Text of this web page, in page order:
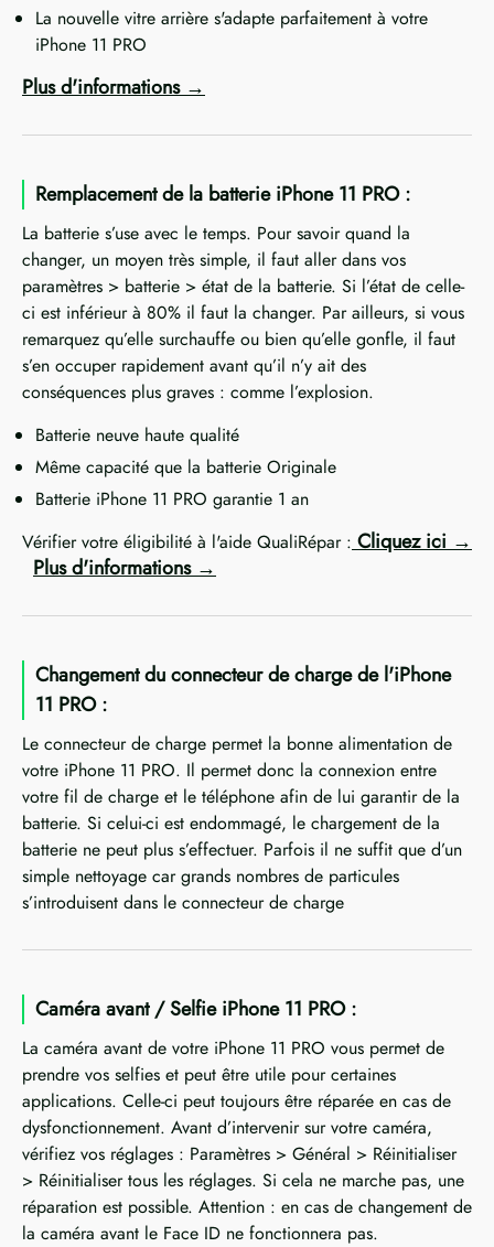
La nouvelle vitre arrière s'adapte parfaitement à votre
iPhone 11 PRO
Plus d'informations
Remplacement de la batterie iPhone 11 PRO :
La batterie s’use avec le temps. Pour savoir quand la
changer, un moyen très simple, il faut aller dans vos
paramètres > batterie > état de la batterie. Si l’état de celle-
ci est inférieur à 80% il faut la changer. Par ailleurs, si vous
remarquez qu’elle surchauffe ou bien qu’elle gonfle, il faut
s’en occuper rapidement avant qu’il n’y ait des
conséquences plus graves : comme l’explosion.
Batterie neuve haute qualité
Même capacité que la batterie Originale
Batterie iPhone 11 PRO garantie 1 an
Vérifier votre éligibilité à l'aide QualiRépar : Cliquez ici
Plus d'informations
Changement du connecteur de charge de l'iPhone
11 PRO :
Le connecteur de charge permet la bonne alimentation de
votre iPhone 11 PRO. Il permet donc la connexion entre
votre fil de charge et le téléphone afin de lui garantir de la
batterie. Si celui-ci est endommagé, le chargement de la
batterie ne peut plus s’effectuer. Parfois il ne suffit que d’un
simple nettoyage car grands nombres de particules
s’introduisent dans le connecteur de charge
Caméra avant / Selfie iPhone 11 PRO :
La caméra avant de votre iPhone 11 PRO vous permet de
prendre vos selfies et peut être utile pour certaines
applications. Celle-ci peut toujours être réparée en cas de
dysfonctionnement. Avant d’intervenir sur votre caméra,
vérifiez vos réglages : Paramètres > Général > Réinitialiser
> Réinitialiser tous les réglages. Si cela ne marche pas, une
réparation est possible. Attention : en cas de changement de
la caméra avant le Face ID ne fonctionnera pas.